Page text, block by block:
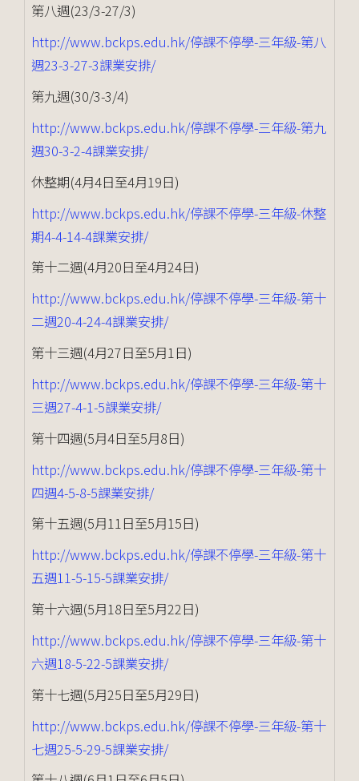
第八週(23/3-27/3)
http://www.bckps.edu.hk/停課不停學-三年級-第八
週23-3-27-3課業安排/
第九週(30/3-3/4)
http://www.bckps.edu.hk/停課不停學-三年級-第九
週30-3-2-4課業安排/
休整期(4月4日至4月19日)
http://www.bckps.edu.hk/停課不停學-三年級-休整
期4-4-14-4課業安排/
第十二週(4月20日至4月24日)
http://www.bckps.edu.hk/停課不停學-三年級-第十
二週20-4-24-4課業安排/
第十三週(4月27日至5月1日)
http://www.bckps.edu.hk/停課不停學-三年級-第十
三週27-4-1-5課業安排/
第十四週(5月4日至5月8日)
http://www.bckps.edu.hk/停課不停學-三年級-第十
四週4-5-8-5課業安排/
第十五週(5月11日至5月15日)
http://www.bckps.edu.hk/停課不停學-三年級-第十
五週11-5-15-5課業安排/
第十六週(5月18日至5月22日)
http://www.bckps.edu.hk/停課不停學-三年級-第十
六週18-5-22-5課業安排/
第十七週(5月25日至5月29日)
http://www.bckps.edu.hk/停課不停學-三年級-第十
七週25-5-29-5課業安排/